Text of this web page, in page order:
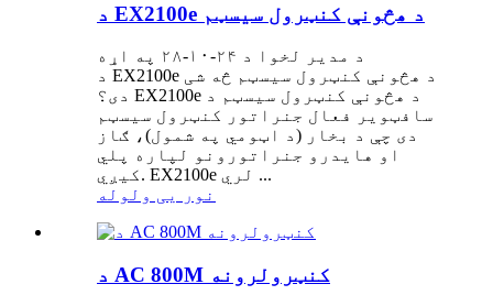
د EX2100e د هڅونې کنټرول سیسټم
د مدیر لخوا د ۲۴-۱۰-۲۸ په اړه
د EX2100e د هڅونې کنټرول سیسټم څه شی
دی؟ EX2100e د هڅونې کنټرول سیسټم د
سافټویر فعال جنراتور کنټرول سیسټم
دی چې د بخار (د اټومي په شمول)، ګاز
او هایدرو جنراتورونو لپاره پلي
کیږي. EX2100e لري ...
نور یی ولوله
د AC 800M کنټرولرونه